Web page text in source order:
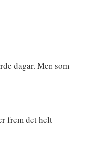
dagar. Men som
frem det helt